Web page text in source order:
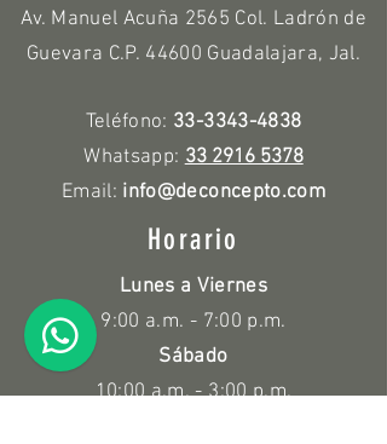
Av. Manuel Acuña 2565 Col. Ladrón de
Guevara C.P. 44600 Guadalajara, Jal.
Teléfono: 33-3343-4838
Whatsapp:33 2916 5378
Email: info@deconcepto.com
Horario
Lunes a Viernes
9:00 a.m. - 7:00 p.m.
Sábado
10:00 a.m. - 3:00 p.m.